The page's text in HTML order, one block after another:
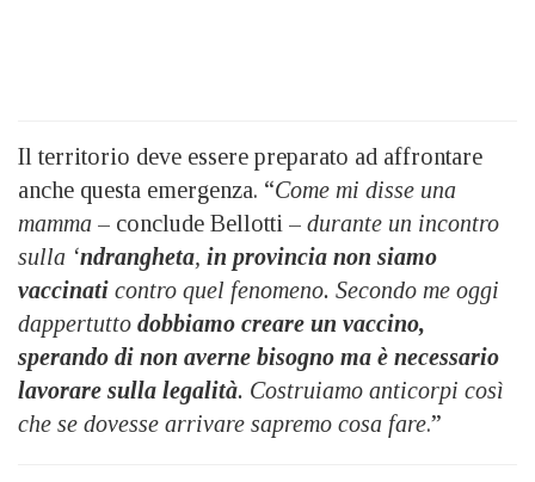
Il territorio deve essere preparato ad affrontare
anche questa emergenza. “Come mi disse una
mamma – conclude Bellotti – durante un incontro
sulla ‘ndrangheta, in provincia non siamo
vaccinati contro quel fenomeno. Secondo me oggi
dappertutto dobbiamo creare un vaccino,
sperando di non averne bisogno ma è necessario
lavorare sulla legalità. Costruiamo anticorpi così
che se dovesse arrivare sapremo cosa fare.”